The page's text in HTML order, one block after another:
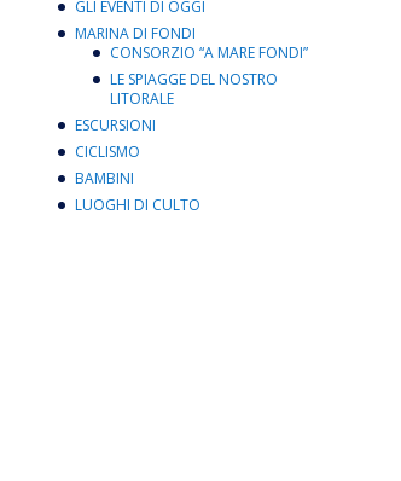
GLI EVENTI DI OGGI
MARINA DI FONDI
CONSORZIO “A MARE FONDI”
LE SPIAGGE DEL NOSTRO
LITORALE
ESCURSIONI
CICLISMO
BAMBINI
LUOGHI DI CULTO